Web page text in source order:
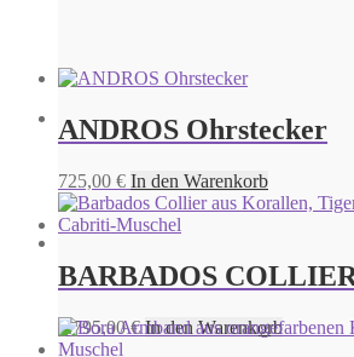
PANAREA Ohrringe
675,00 € In den Warenkorb
PANAREA Ohrringe
625,00€
ANDROS Ohrstecker
725,00 € In den Warenkorb
BARBADOS
3.795,00€ In den Warenkorb